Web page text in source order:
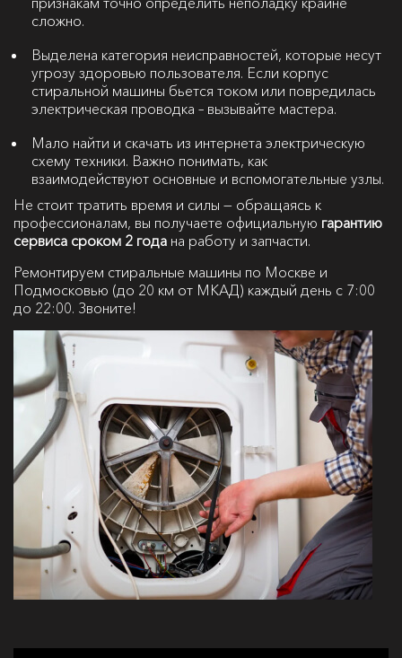
сложно.
Выделена категория неисправностей, которые несут
угрозу здоровью пользователя. Если корпус
стиральной машины бьется током или повредилась
электрическая проводка – вызывайте мастера.
Мало найти и скачать из интернета электрическую
схему техники. Важно понимать, как
взаимодействуют основные и вспомогательные узлы.
Не стоит тратить время и силы — обращаясь к
профессионалам, вы получаете официальную гарантию
сервиса сроком 2 года на работу и запчасти.
Ремонтируем стиральные машины по Москве и
Подмосковью (до 20 км от МКАД) каждый день с 7:00
до 22:00. Звоните!